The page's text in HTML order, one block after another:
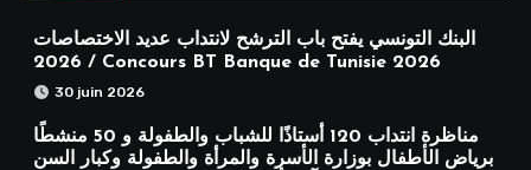
البنك التونسي يفتح باب الترشح لانتداب عديد الاختصاصات
2026 / Concours BT Banque de Tunisie 2026
30 juin 2026
مناظرة انتداب 120 أستاذًا للشباب والطفولة و 50 منشطًا
برياض الأطفال بوزارة الأسرة والمرأة والطفولة وكبار السن